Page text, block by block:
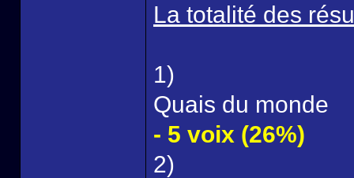
La totalité des
1)
Quais du monde
- 5 voix (26%)
2)